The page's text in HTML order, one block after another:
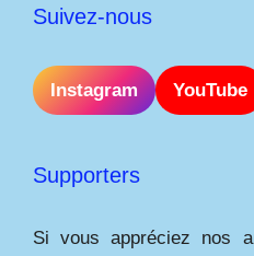
Suivez-nous
Instagram YouTube
Supporters
Si vous appréciez nos